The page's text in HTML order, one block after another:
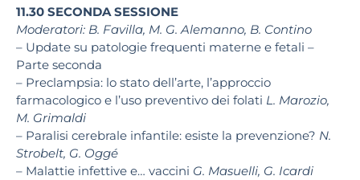
11.30 SECONDA SESSIONE
Moderatori: B. Favilla, M. G. Alemanno, B. Contino
– Update su patologie frequenti materne e fetali –
Parte seconda
– Preclampsia: lo stato dell’arte, l’approccio
farmacologico e l’uso preventivo dei folati L. Marozio,
M. Grimaldi
– Paralisi cerebrale infantile: esiste la prevenzione? N.
Strobelt, G. Oggé
– Malattie infettive e… vaccini G. Masuelli, G. Icardi